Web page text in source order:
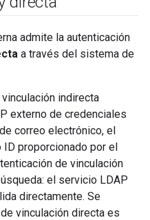
admite la autenticación
a través del sistema de
indirecta
externo de credenciales
correo electrónico, el
ID proporcionado por el
de vinculación
el servicio LDAP
directamente. Se
vinculación directa es